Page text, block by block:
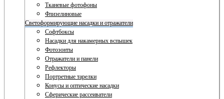
Тканевые фотофоны
Флизелиновые
Светоформирующие насадки и отражатели
Софтбоксы
Насадки для накамерных вспышек
Фотозонты
Отражатели и панели
Рефлекторы
Портретные тарелки
Конусы и оптические насадки
Сферические рассеиватели